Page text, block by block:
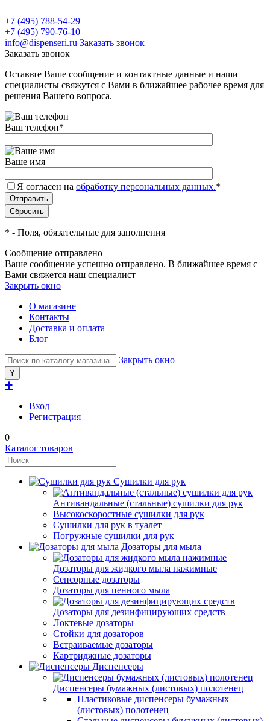
+7 (495) 788-54-29
+7 (495) 790-76-10
info@dispenseri.ru Заказать звонок
Заказать звонок
Оставьте Ваше сообщение и контактные данные и наши
специалисты свяжутся с Вами в ближайшее рабочее время для
решения Вашего вопроса.
Ваш телефон*
Ваше имя
Я согласен на обработку персональных данных.*
* - Поля, обязательные для заполнения
Сообщение отправлено
Ваше сообщение успешно отправлено. В ближайшее время с
Вами свяжется наш специалист
Закрыть окно
О магазине
Контакты
Доставка и оплата
Блог
Закрыть окно
✚
Вход
Регистрация
0
Каталог товаров
Сушилки для рук
Антивандальные (стальные) сушилки для рук
Высокоскоростные сушилки для рук
Сушилки для рук в туалет
Погружные сушилки для рук
Дозаторы для мыла
Дозаторы для жидкого мыла нажимные
Сенсорные дозаторы
Дозаторы для пенного мыла
Дозаторы для дезинфицирующих средств
Локтевые дозаторы
Стойки для дозаторов
Встраиваемые дозаторы
Картриджные дозаторы
Диспенсеры
Диспенсеры бумажных (листовых) полотенец
Пластиковые диспенсеры бумажных
(листовых) полотенец